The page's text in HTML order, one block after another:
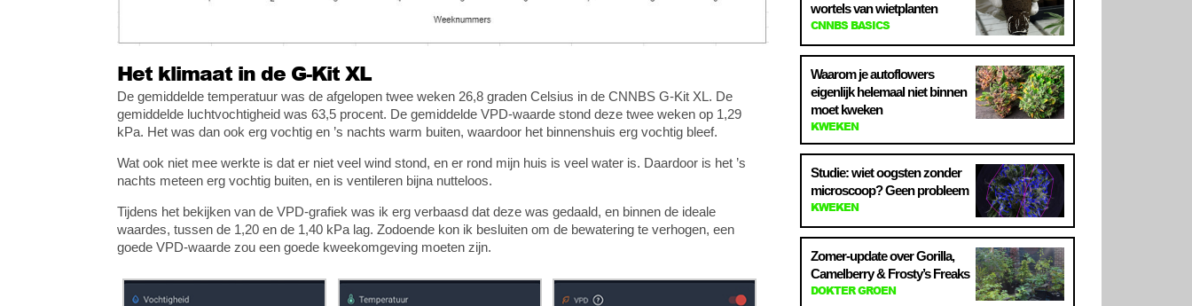
Het klimaat in de G-Kit XL
De gemiddelde temperatuur was de afgelopen twee weken 26,8 graden Celsius in de CNNBS G-Kit XL. De
gemiddelde luchtvochtigheid was 63,5 procent. De gemiddelde VPD-waarde stond deze twee weken op 1,29
kPa. Het was dan ook erg vochtig en ’s nachts warm buiten, waardoor het binnenshuis erg vochtig bleef.
Wat ook niet mee werkte is dat er niet veel wind stond, en er rond mijn huis is veel water is. Daardoor is het ’s
nachts meteen erg vochtig buiten, en is ventileren bijna nutteloos.
Tijdens het bekijken van de VPD-grafiek was ik erg verbaasd dat deze was gedaald, en binnen de ideale
waardes, tussen de 1,20 en de 1,40 kPa lag. Zodoende kon ik besluiten om de bewatering te verhogen, een
goede VPD-waarde zou een goede kweekomgeving moeten zijn.
wortels van wietplanten
CNNBS BASICS
Waarom je autoflowers
eigenlijk helemaal niet binnen
moet kweken
KWEKEN
Studie: wiet oogsten zonder
microscoop? Geen probleem
KWEKEN
Zomer-update over Gorilla,
Camelberry & Frosty’s Freaks
DOKTER GROEN